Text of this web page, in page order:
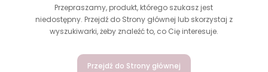
Przepraszamy, produkt, którego szukasz jest
niedostępny. Przejdź do Strony głównej lub skorzystaj z
wyszukiwarki, żeby znaleźć to, co Cię interesuje.
Przejdź do Strony głównej